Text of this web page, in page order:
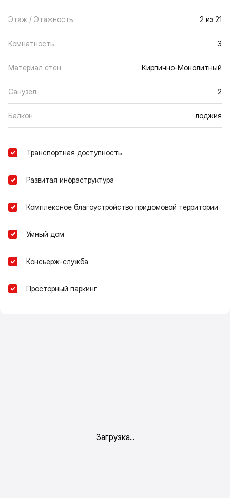
Этаж / Этажность 2 из 21
Комнатность 3
Материал стен Кирпично-Монолитный
Санузел 2
Балкон лоджия
Транспортная доступность
Развитая инфраструктура
Комплексное благоустройство придомовой территории
Умный дом
Консьерж-служба
Просторный паркинг